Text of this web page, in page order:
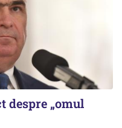
despre „omul